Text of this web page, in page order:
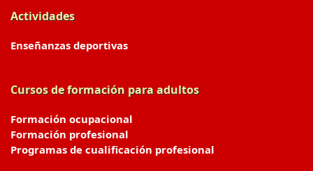
Actividades
Enseñanzas deportivas
Cursos de formación para adultos
Formación ocupacional
Formación profesional
Programas de cualificación profesional